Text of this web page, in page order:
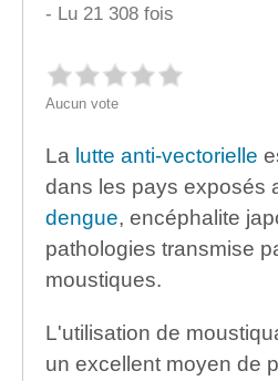
- Lu 21 308 fois
Aucun vote
La lutte anti-vectorielle
dans les pays exposés
dengue, encéphalite
pathologies transmise
moustiques.
L'utilisation de
un excellent moyen de